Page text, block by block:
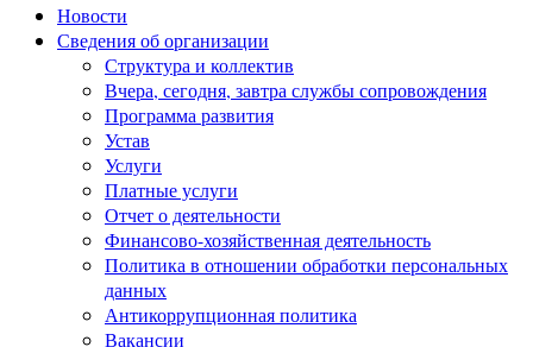
Новости
Сведения об организации
Структура и коллектив
Вчера, сегодня, завтра службы сопровождения
Программа развития
Устав
Услуги
Платные услуги
Отчет о деятельности
Финансово-хозяйственная деятельность
Политика в отношении обработки персональных
данных
Антикоррупционная политика
Вакансии